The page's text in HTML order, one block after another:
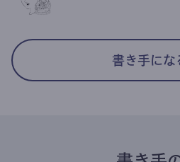
書き手にな